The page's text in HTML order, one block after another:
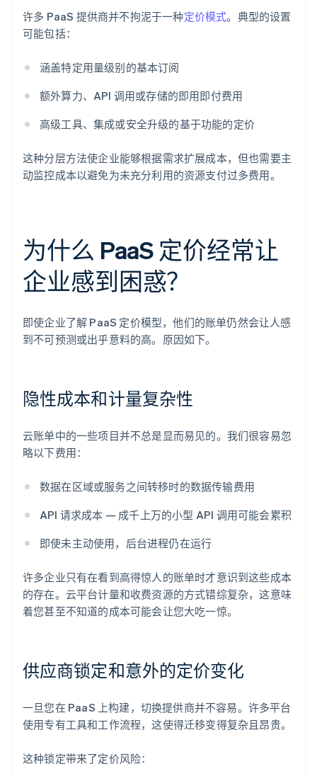
许多 PaaS 提供商并不拘泥于一种定价模式。典型的设置
可能包括：
涵盖特定用量级别的基本订阅
额外算力、API 调用或存储的即用即付费用
高级工具、集成或安全升级的基于功能的定价
这种分层方法使企业能够根据需求扩展成本，但也需要主
动监控成本以避免为未充分利用的资源支付过多费用。
为什么 PaaS 定价经常让
企业感到困惑？
即使企业了解 PaaS 定价模型，他们的账单仍然会让人感
到不可预测或出乎意料的高。原因如下。
隐性成本和计量复杂性
云账单中的一些项目并不总是显而易见的。我们很容易忽
略以下费用：
数据在区域或服务之间转移时的数据传输费用
API 请求成本 — 成千上万的小型 API 调用可能会累积
即使未主动使用，后台进程仍在运行
许多企业只有在看到高得惊人的账单时才意识到这些成本
的存在。云平台计量和收费资源的方式错综复杂，这意味
着您甚至不知道的成本可能会让您大吃一惊。
供应商锁定和意外的定价变化
一旦您在 PaaS 上构建，切换提供商并不容易。许多平台
使用专有工具和工作流程，这使得迁移变得复杂且昂贵。
这种锁定带来了定价风险：